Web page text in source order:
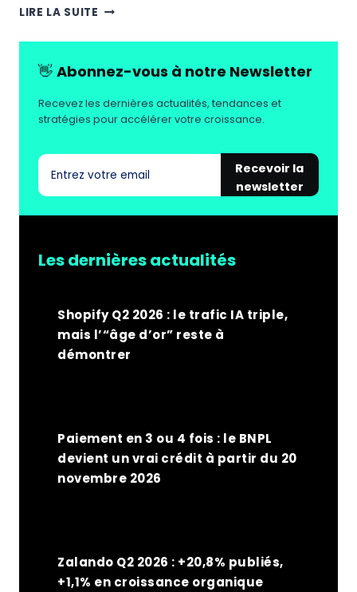
LIRE LA SUITE VOS
DE
:
ATOUT
POUR
DE
VOTRE
👋 Abonnez-vous à notre Newsletter
Recevez les dernières actualités, tendances et
stratégies pour accélérer votre croissance.
Recevoir la
newsletter
Les dernières actualités
Shopify Q2 2026 : le trafic IA triple,
mais l’“âge d’or” reste à
démontrer
Paiement en 3 ou 4 fois : le BNPL
devient un vrai crédit à partir du 20
novembre 2026
Zalando Q2 2026 : +20,8% publiés,
+1,1% en croissance organique